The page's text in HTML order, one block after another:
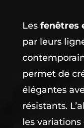
Les fenêtres
par leurs
permet de
élégantes
résistants.
les